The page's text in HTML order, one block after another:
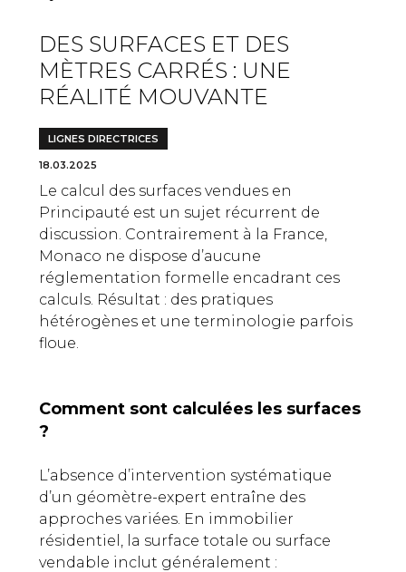
DES SURFACES ET DES
MÈTRES CARRÉS : UNE
RÉALITÉ MOUVANTE
LIGNES DIRECTRICES
18.03.2025
Le calcul des surfaces vendues en
Principauté est un sujet récurrent de
discussion. Contrairement à la France,
Monaco ne dispose d’aucune
réglementation formelle encadrant ces
calculs. Résultat : des pratiques
hétérogènes et une terminologie parfois
floue.
Comment sont calculées les surfaces
?
L’absence d’intervention systématique
d’un géomètre-expert entraîne des
approches variées. En immobilier
résidentiel, la surface totale ou surface
vendable inclut généralement :